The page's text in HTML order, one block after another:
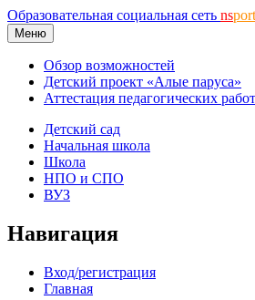
Образовательная социальная сеть ns
Меню
Обзор возможностей
Детский проект «Алые паруса»
Аттестация педагогических
Детский сад
Начальная школа
Школа
НПО и СПО
ВУЗ
Навигация
Вход/регистрация
Главная